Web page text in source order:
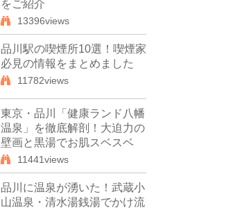
をご紹介
13396views
品川駅の喫煙所10選！喫煙家
必見の情報をまとめました
11782views
東京・品川「健康ランド八幡
温泉」を徹底解剖！大迫力の
壁画と黒湯でお肌スベスベ
11441views
品川に温泉が湧いた！武蔵小
山温泉・清水湯銭湯でかけ流